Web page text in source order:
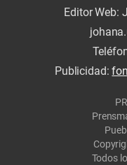
Editor Web:
Publicidad:
Todos